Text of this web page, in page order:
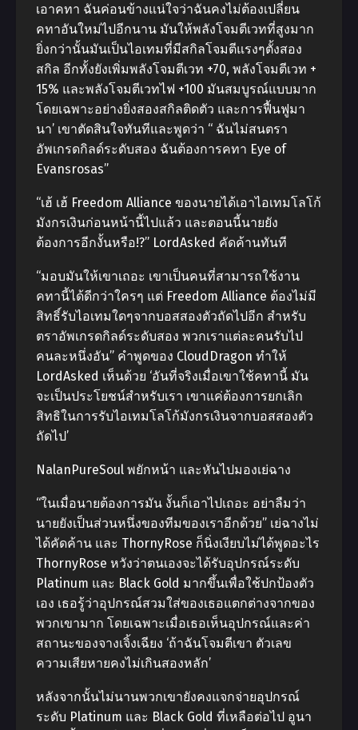
เอาคทา ฉันค่อนข้างแน่ใจว่าฉันคงไม่ต้องเปลี่ยน
คทาอันใหม่ไปอีกนาน มันให้พลังโจมตีเวทที่สูงมาก
ยิ่งกว่านั้นมันเป็นไอเทมที่มีสกิลโจมตีแรงๆตั้งสอง
สกิล อีกทั้งยังเพิ่มพลังโจมตีเวท +70, พลังโจมตีเวท +
15% และพลังโจมตีเวทไฟ +100 มันสมบูรณ์แบบมาก
โดยเฉพาะอย่างยิ่งสองสกิลติดตัว และการฟื้นฟูมา
นา’ เขาตัดสินใจทันทีและพูดว่า “ ฉันไม่สนตรา
อัพเกรดกิลด์ระดับสอง ฉันต้องการคทา Eye of
Evansrosas”
“เฮ้ เฮ้ Freedom Alliance ของนายได้เอาไอเทมโลโก้
มังกรเงินก่อนหน้านี้ไปแล้ว และตอนนี้นายยัง
ต้องการอีกงั้นหรือ!?” LordAsked คัดค้านทันที
“มอบมันให้เขาเถอะ เขาเป็นคนที่สามารถใช้งาน
คทานี้ได้ดีกว่าใครๆ แต่ Freedom Alliance ต้องไม่มี
สิทธิ์รับไอเทมใดๆจากบอสสองตัวถัดไปอีก สำหรับ
ตราอัพเกรดกิลด์ระดับสอง พวกเราแต่ละคนรับไป
คนละหนึ่งอัน” คำพูดของ CloudDragon ทำให้
LordAsked เห็นด้วย ‘อันที่จริงเมื่อเขาใช้คทานี้ มัน
จะเป็นประโยชน์สำหรับเรา เขาแค่ต้องการยกเลิก
สิทธิในการรับไอเทมโลโก้มังกรเงินจากบอสสองตัว
ถัดไป’
NalanPureSoul พยักหน้า และหันไปมองเย่ฉาง
“ในเมื่อนายต้องการมัน งั้นก็เอาไปเถอะ อย่าลืมว่า
นายยังเป็นส่วนหนึ่งของทีมของเราอีกด้วย” เย่ฉางไม่
ได้คัดค้าน และ ThornyRose ก็นิ่งเงียบไม่ได้พูดอะไร
ThornyRose หวังว่าตนเองจะได้รับอุปกรณ์ระดับ
Platinum และ Black Gold มากขึ้นเพื่อใช้ปกป้องตัว
เอง เธอรู้ว่าอุปกรณ์สวมใส่ของเธอแตกต่างจากของ
พวกเขามาก โดยเฉพาะเมื่อเธอเห็นอุปกรณ์และค่า
สถานะของจางเจิ้งเฉียง ‘ถ้าฉันโจมตีเขา ตัวเลข
ความเสียหายคงไม่เกินสองหลัก’
หลังจากนั้นไม่นานพวกเขายังคงแจกจ่ายอุปกรณ์
ระดับ Platinum และ Black Gold ที่เหลือต่อไป อูนา